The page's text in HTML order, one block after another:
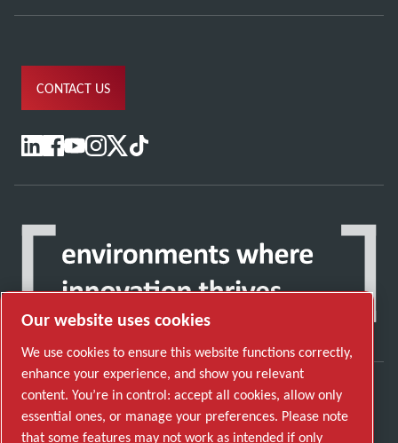
CONTACT US
Discover how the Atlas Copco Group enables
technology that transforms the future.
Our website uses cookies
We use cookies to ensure this website functions correctly,
enhance your experience, and show you relevant
content. You’re in control: accept all cookies, allow only
essential ones, or manage your preferences. Please note
that some features may not work as intended if only